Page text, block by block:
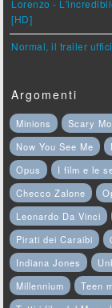
Lorenzo -
[HD]
Normal, il trailer
Argomenti
Minions Scary
Now You See Me
Opus
I film e le
Checco Zalone
Leonardo Da Vinci
Pirati dei Caraibi
Indiana Jones
Millennium
Teen